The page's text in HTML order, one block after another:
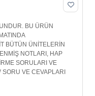
BU ÜRÜN
BÜTÜN ÜNİTELERİN
NOTLARI, HAP
SORULARI VE
VE CEVAPLARI